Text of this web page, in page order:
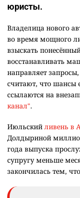
юристы.
Владелица нового
во время мощного
взыскать
восстанавливать
направляет
считают, что шансы
ссылаются на
канал".
Июльский ливень в
Долдыриной
года выпуска
супругу меньше
закончилась тем,